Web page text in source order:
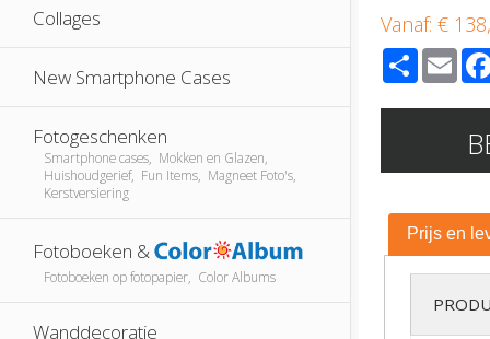
Collages
New Smartphone Cases
Fotogeschenken
Smartphone cases, Mokken en Glazen,
Huishoudgerief, Fun Items, Magneet Foto's,
Kerstversiering
Fotoboeken &
Fotoboeken op fotopapier, Color Albums
Wanddecoratie
Vanaf:€
Share
Prijs en